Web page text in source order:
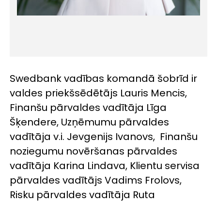
Swedbank vadības komandā šobrīd ir
valdes priekšsēdētājs Lauris Mencis,
Finanšu pārvaldes vadītāja Līga
Šķendere, Uzņēmumu pārvaldes
vadītāja v.i. Jevgenijs Ivanovs, Finanšu
noziegumu novēršanas pārvaldes
vadītāja Karina Lindava, Klientu servisa
pārvaldes vadītājs Vadims Frolovs,
Risku pārvaldes vadītāja Ruta